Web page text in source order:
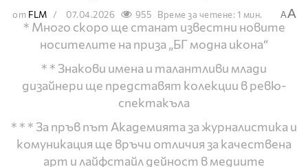
от FLM 07.04.2026 955 Време за четене: 1 мин. AA
* Много скоро ще станат известни новите
носителите на приза „БГ модна икона“
* * Знакови имена и талантливи млади
дизайнери ще представят колекции в ревю-
спектакъла
* * * За пръв път Академията за журналистика и
комуникация ще връчи отличия за качествена
арт и лайфстайл дейност в медиите